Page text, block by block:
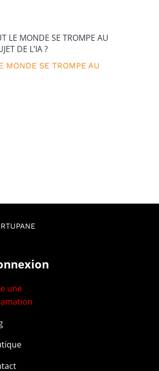
MONDE SE TROMPE AU
une